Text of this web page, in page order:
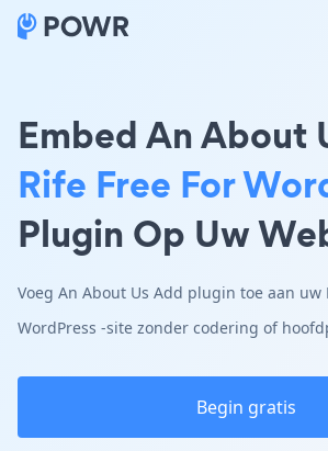
Embed An About
Rife Free For
Plugin Op Uw
Voeg An About Us Add plugin toe aan uw
WordPress -site zonder codering of
Begin gratis